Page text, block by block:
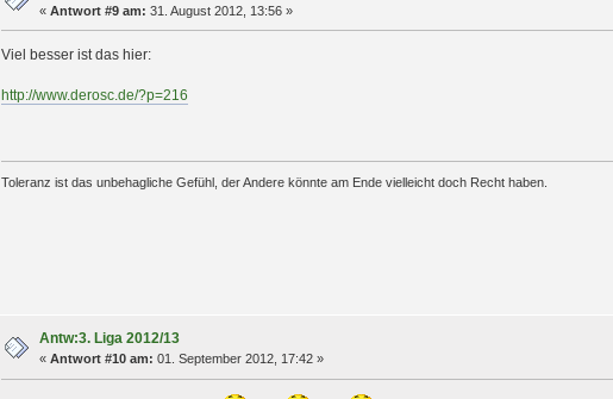
«Antwort #9 am: 31. August 2012, 13:56 »
Viel besser ist das hier:
http://www.derosc.de/?p=216
Toleranz ist das unbehagliche Gefühl, der Andere könnte am Ende vielleicht doch Recht haben.
Antw:3. Liga 2012/13
«Antwort #10 am: 01. September 2012, 17:42 »